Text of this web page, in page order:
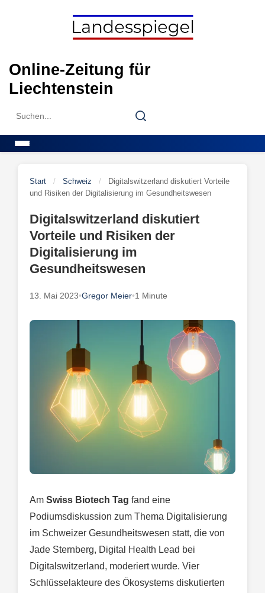
Online-Zeitung für
Liechtenstein
Search
Search
Start / Schweiz /
Digitalswitzerland diskutiert Vorteile
und Risiken der Digitalisierung im Gesundheitswesen
Digitalswitzerland diskutiert
Vorteile und Risiken der
Digitalisierung im
Gesundheitswesen
13. Mai 2023•Gregor Meier•1 Minute
Am Swiss Biotech Tag fand eine
Podiumsdiskussion zum Thema Digitalisierung
im Schweizer Gesundheitswesen statt, die von
Jade Sternberg, Digital Health Lead bei
Digitalswitzerland, moderiert wurde. Vier
Schlüsselakteure des Ökosystems diskutierten